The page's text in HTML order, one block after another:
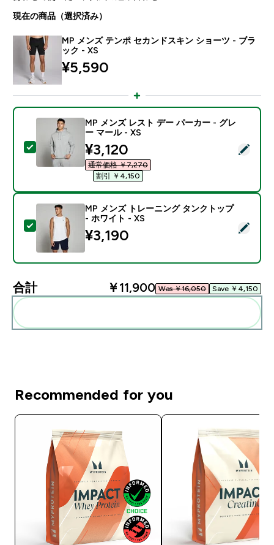
現在の商品（選択済み）
MP メンズ テンポ セカンドスキン ショーツ - ブラ
ック - XS
¥5,590‎
この商品を選択 - MP メンズ レスト デー パーカー -
MP メンズ レスト デー パーカー - グレ
ー マール - XS
discounted price
¥3,120‎
通常価格 ￥7,270‎
割引 ￥4,150‎
この商品を選択 - MP メンズ トレーニング タンクト
MP メンズ トレーニング タンクトップ
- ホワイト - XS
¥3,190‎
合計 ￥11,900‎ Was ￥16,050‎ Save ￥4,150‎
Recommended for you